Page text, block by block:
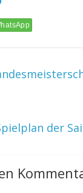
w
itt
der